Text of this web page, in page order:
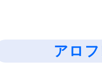
アロ